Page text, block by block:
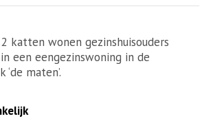
katten wonen gezinshuisouders
een eengezinswoning in de
maten’.